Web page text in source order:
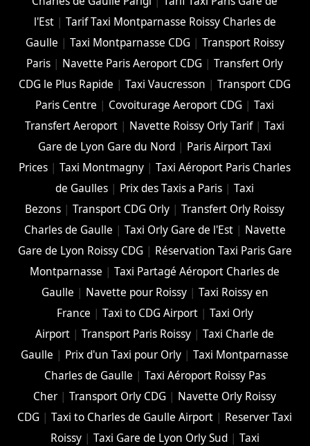
l'Est| Tarif Taxi Montparnasse Roissy Charles de
Gaulle | Taxi Montparnasse CDG | Transport Roissy
Paris | Navette Paris Aeroport CDG |Transfert Orly
CDG le Plus Rapide |Taxi Vaucresson |Transport CDG
Paris Centre | Covoiturage Aeroport CDG |Taxi
Transfert Aeroport | Navette Roissy Orly Tarif|Taxi
Gare de Lyon Gare du Nord | Paris Airport Taxi
Prices |Taxi Montmagny |Taxi Aéroport Paris Charles
de Gaulles | Prix des Taxis a Paris |Taxi
Bezons |Transport CDG Orly |Transfert Orly Roissy
Charles de Gaulle | Taxi Orly Gare de l'Est| Navette
Gare de Lyon Roissy CDG | Réservation Taxi Paris Gare
Montparnasse |Taxi Partagé Aéroport Charles de
Gaulle | Navette pour Roissy| Taxi Roissy en
France | Taxi to CDG Airport| Taxi Orly
Airport |Transport Paris Roissy |Taxi Charle de
Gaulle | Prix d'un Taxi pour Orly |Taxi Montparnasse
Charles de Gaulle | Taxi Aéroport Roissy Pas
Cher |Transport Orly CDG | Navette Orly Roissy
CDG |Taxi to Charles de Gaulle Airport | Reserver Taxi
Roissy| Taxi Gare de Lyon Orly Sud| Taxi